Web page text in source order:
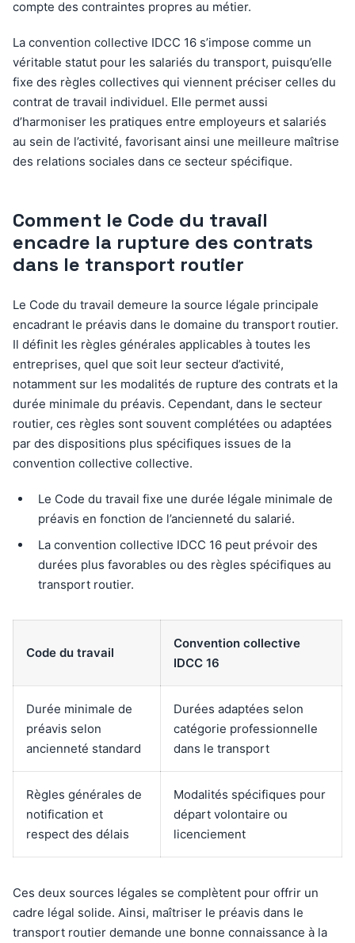
compte des contraintes propres au métier.
La convention collective IDCC 16 s’impose comme un
véritable statut pour les salariés du transport, puisqu’elle
fixe des règles collectives qui viennent préciser celles du
contrat de travail individuel. Elle permet aussi
d’harmoniser les pratiques entre employeurs et salariés
au sein de l’activité, favorisant ainsi une meilleure maîtrise
des relations sociales dans ce secteur spécifique.
Comment le Code du travail
encadre la rupture des contrats
dans le transport routier
Le Code du travail demeure la source légale principale
encadrant le préavis dans le domaine du transport routier.
Il définit les règles générales applicables à toutes les
entreprises, quel que soit leur secteur d’activité,
notamment sur les modalités de rupture des contrats et la
durée minimale du préavis. Cependant, dans le secteur
routier, ces règles sont souvent complétées ou adaptées
par des dispositions plus spécifiques issues de la
convention collective collective.
Le Code du travail fixe une durée légale minimale de
préavis en fonction de l’ancienneté du salarié.
La convention collective IDCC 16 peut prévoir des
durées plus favorables ou des règles spécifiques au
transport routier.
Code du travail
Convention collective
IDCC 16
Durée minimale de
préavis selon
ancienneté standard
Durées adaptées selon
catégorie professionnelle
dans le transport
Règles générales de
notification et
respect des délais
Modalités spécifiques pour
départ volontaire ou
licenciement
Ces deux sources légales se complètent pour offrir un
cadre légal solide. Ainsi, maîtriser le préavis dans le
transport routier demande une bonne connaissance à la